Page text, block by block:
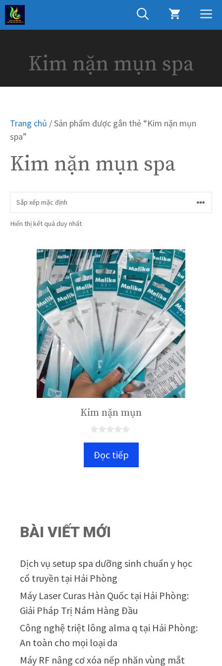
Chuyển
đến
nội
Kim nặn mụn spa
Trang chủ / Sản phẩm được gắn thẻ “Kim nặn mụn
spa”
Kim nặn mụn spa
Hiển thị kết quả duy nhất
Kim nặn mụn
gĐọc tiếp
BÀI VIẾT MỚI
Dịch vụ setup spa dưỡng sinh chuẩn y học
cổ truyền tại Hải Phòng
Máy Laser Curas Hàn Quốc tại Hải Phòng:
Giải Pháp Trị Nám Hàng Đầu
Công nghệ triệt lông alma q tại Hải Phòng:
An toàn cho mọi loại da
Máy RF nâng cơ xóa nếp nhăn vùng mắt